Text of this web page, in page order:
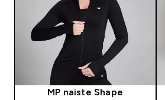
MP naiste Shape